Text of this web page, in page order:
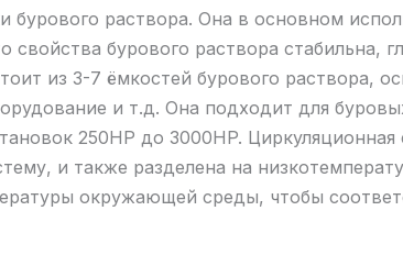
раствора. Она в основном
бурового раствора стабильна,
из 3-7 ёмкостей бурового раствора,
и т.д. Она подходит для
250HP до 3000HP.
и также разделена на
окружающей среды, чтобы